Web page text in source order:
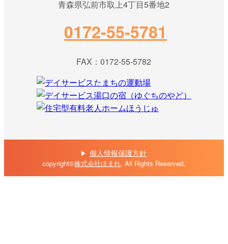
青森県弘前市取上4丁目5番地2
0172-55-5781
FAX：0172-55-5782
個人情報保護方針
copyright©株式会社ほまれ. All Rights Reserved.